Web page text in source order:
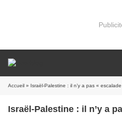
Accueil » Israël-Palestine : il n’y a pas «
Israël-Palestine : il n’y a